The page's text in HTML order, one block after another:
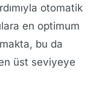
otomatik
en optimum
bu da
üst seviyeye